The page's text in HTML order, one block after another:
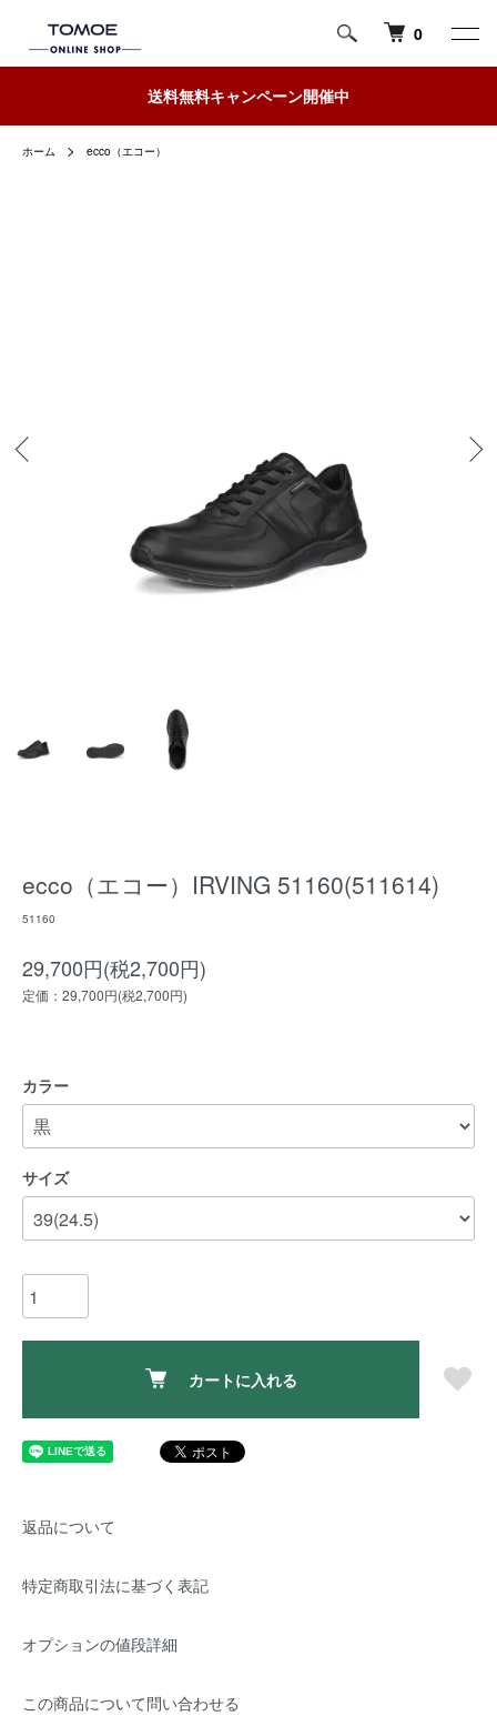
0
送料無料キャンペーン開催中
ホーム ecco（エコー）
ecco（エコー）IRVING 51160(511614)
51160
29,700円(税2,700円)
定価：29,700円(税2,700円)
カラー
サイズ
カートに入れる
返品について
特定商取引法に基づく表記
オプションの値段詳細
この商品について問い合わせる